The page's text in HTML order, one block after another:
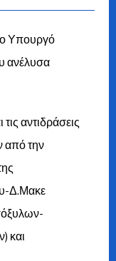
Υπουργό
ανέλυσα
αντιδράσεις
από την
Δ.Μακε
και